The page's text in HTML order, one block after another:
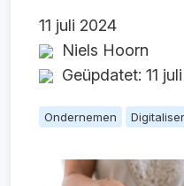
11 juli 2024
Niels Hoorn
Geüpdatet: 11
Ondernemen